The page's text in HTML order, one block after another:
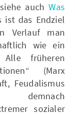
auchWas
ist das Endziel
Verlauf man
wie ein
Alle früheren
(Marx
Feudalismus
demnach
sozialer